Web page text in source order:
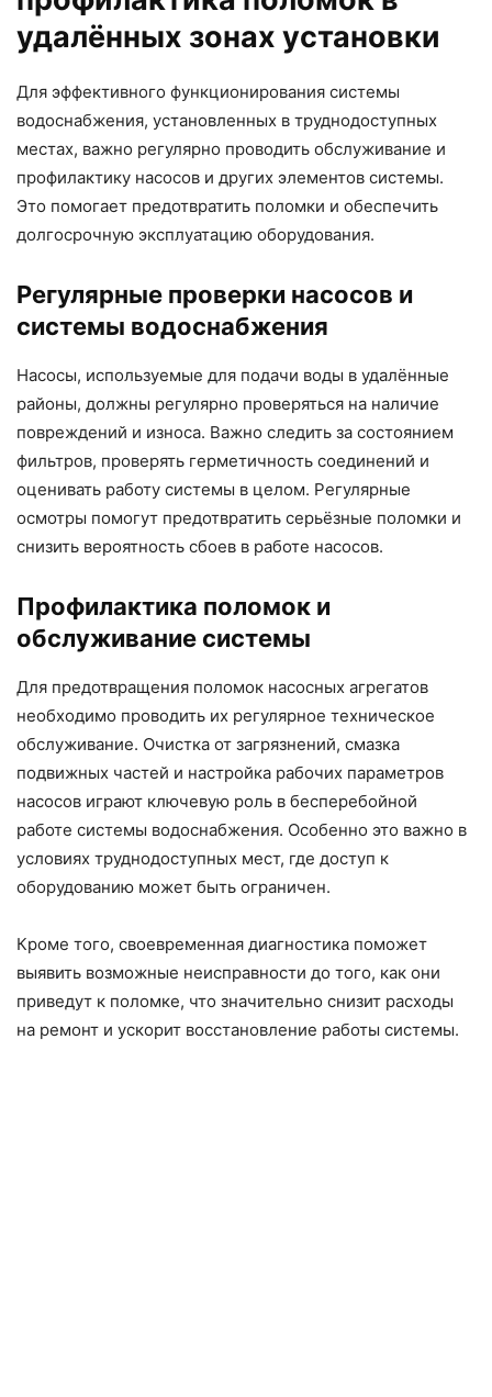
удалённых зонах установки
Для эффективного функционирования системы
водоснабжения, установленных в труднодоступных
местах, важно регулярно проводить обслуживание и
профилактику насосов и других элементов системы.
Это помогает предотвратить поломки и обеспечить
долгосрочную эксплуатацию оборудования.
Регулярные проверки насосов и
системы водоснабжения
Насосы, используемые для подачи воды в удалённые
районы, должны регулярно проверяться на наличие
повреждений и износа. Важно следить за состоянием
фильтров, проверять герметичность соединений и
оценивать работу системы в целом. Регулярные
осмотры помогут предотвратить серьёзные поломки и
снизить вероятность сбоев в работе насосов.
Профилактика поломок и
обслуживание системы
Для предотвращения поломок насосных агрегатов
необходимо проводить их регулярное техническое
обслуживание. Очистка от загрязнений, смазка
подвижных частей и настройка рабочих параметров
насосов играют ключевую роль в бесперебойной
работе системы водоснабжения. Особенно это важно в
условиях труднодоступных мест, где доступ к
оборудованию может быть ограничен.
Кроме того, своевременная диагностика поможет
выявить возможные неисправности до того, как они
приведут к поломке, что значительно снизит расходы
на ремонт и ускорит восстановление работы системы.